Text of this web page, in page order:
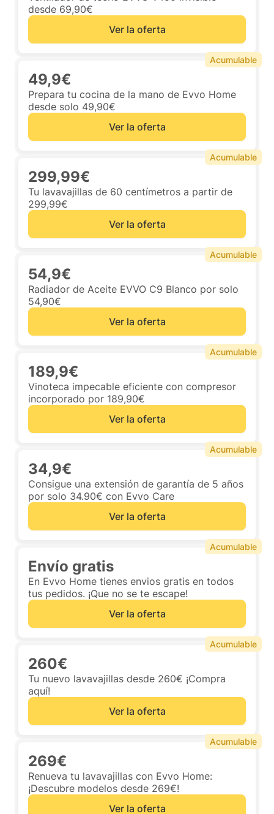
desde 69,90€
Ver la oferta
49,9€
Prepara tu cocina de la mano de Evvo Home
desde solo 49,90€
Ver la oferta
Acumulable
299,99€
Tu lavavajillas de 60 centímetros a partir de
299,99€
Ver la oferta
Acumulable
54,9€
Radiador de Aceite EVVO C9 Blanco por solo
54,90€
Ver la oferta
Acumulable
189,9€
Vinoteca impecable eficiente con compresor
incorporado por 189,90€
Ver la oferta
Acumulable
34,9€
Consigue una extensión de garantía de 5 años
por solo 34.90€ con Evvo Care
Ver la oferta
Acumulable
Envío gratis
En Evvo Home tienes envios gratis en todos
tus pedidos. ¡Que no se te escape!
Ver la oferta
Acumulable
260€
Tu nuevo lavavajillas desde 260€ ¡Compra
aquí!
Ver la oferta
Acumulable
269€
Renueva tu lavavajillas con Evvo Home:
¡Descubre modelos desde 269€!
Ver la oferta
Acumulable